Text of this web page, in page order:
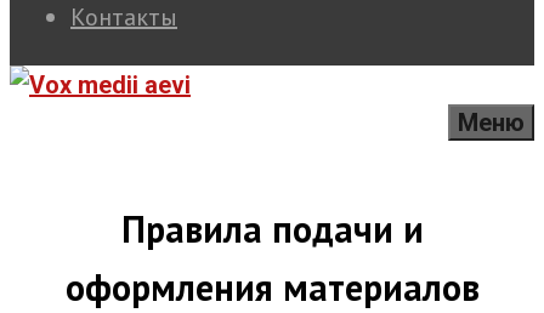
Контакты
Меню
Правила подачи и
оформления материалов